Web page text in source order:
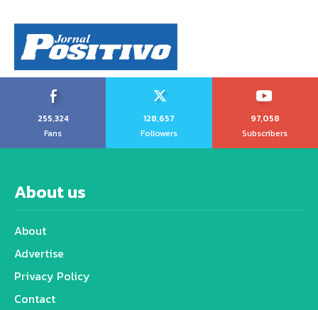
255,324
Fans
128,657
Followers
97,058
Subscribers
About us
About
Advertise
Privacy Policy
Contact